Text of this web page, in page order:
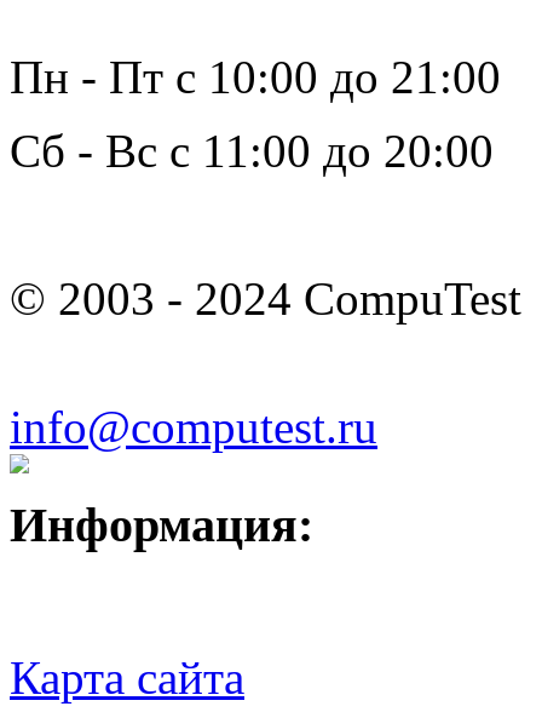
Пн - Пт с 10:00 до 21:00
Сб - Вс с 11:00 до 20:00
© 2003 - 2024 CompuTest
info@computest.ru
Информация:
Карта сайта